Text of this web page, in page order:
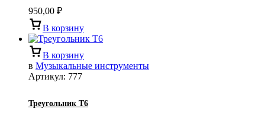
950,00 ₽
В корзину
В корзину
в Музыкальные инструменты
Артикул: 777
Треугольник Т6